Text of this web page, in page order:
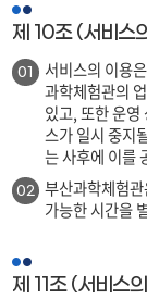
제 10조 (서비스
01
서비스의 이용
과학체험관의
있고, 또한 운영
스가 일시 중지
는 사후에 이를
02
부산과학체험
가능한 시간을
제 11조 (서비스